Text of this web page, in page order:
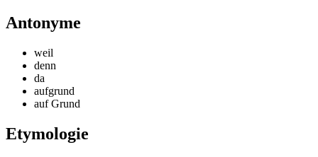
Antonyme
weil
denn
da
aufgrund
auf Grund
Etymologie